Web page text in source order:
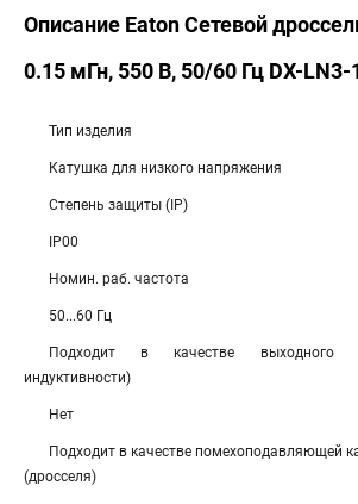
Описание Eaton Сетевой
0.15 мГн, 550 В, 50/60 Гц DX-LN3-
Тип изделия
Катушка для низкого напряжения
Степень защиты (IP)
IP00
Номин. раб. частота
50...60 Гц
Подходит в качестве выходного
индуктивности)
Нет
Подходит в качестве помехоподавляющей
(дросселя)